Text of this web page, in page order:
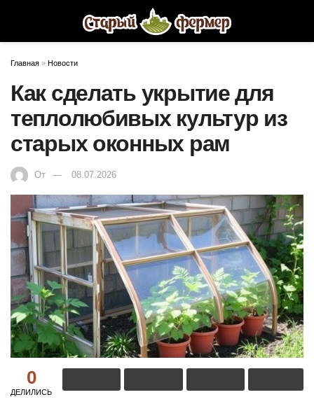
Главная » Новости
Как сделать укрытие для
теплолюбивых культур из
старых оконных рам
От 08.07.2026
0
ДЕЛИЛИСЬ